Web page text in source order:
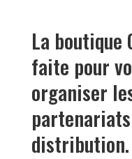
La boutique
faite pour
organiser
distribution.